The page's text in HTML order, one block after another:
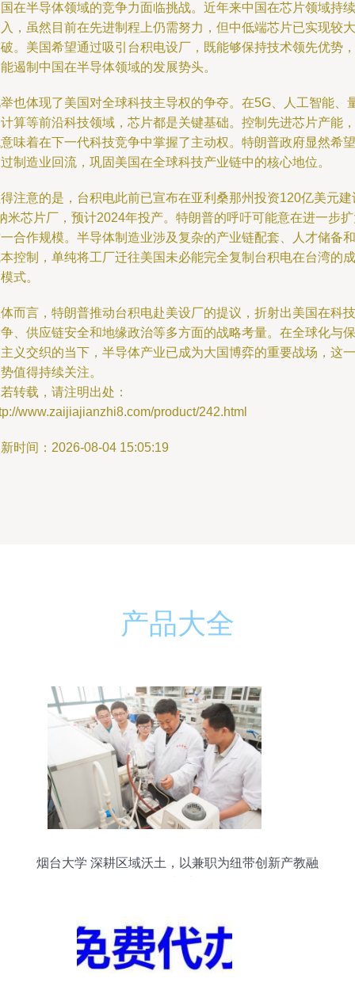
在半导体领域的竞争力面临挑战。近年来中国在芯片领域持续
，虽然目前在先进制程上仍需努力，但中低端芯片已实现较大
。美国希望通过吸引台积电设厂，既能够保持技术领先优势，
遏制中国在半导体领域的发展势头。
也体现了美国对全球科技主导权的争夺。在5G、人工智能、
算等前沿科技领域，芯片都是关键基础。控制先进芯片产能，
味着在下一代科技竞争中掌握了主动权。特朗普政府显然希望
制造业回流，巩固美国在全球科技产业链中的核心地位。
注意的是，台积电此前已宣布在亚利桑那州投资120亿美元建
米芯片厂，预计2024年投产。特朗普的呼吁可能意在进一步
合作规模。半导体制造业涉及复杂的产业链配套、人才储备和
控制，单纯将工厂迁往美国未必能完全复制台积电在台湾的成
式。
而言，特朗普推动台积电赴美设厂的提议，折射出美国在科技
、供应链安全和地缘政治等多方面的战略考量。在全球化与保
义交织的当下，半导体产业已成为大国博弈的重要战场，这一
值得持续关注。
转载，请注明出处：
www.zaijiajianzhi8.com/product/242.html
时间：2026-08-04 15:05:19
产品大全
烟台大学 深耕区域沃土，以兼职为纽带创新产教融